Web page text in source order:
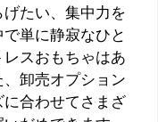
たい、集中力を
単に静寂なひと
スおもちゃはあ
卸売オプション
合わせてさまざ